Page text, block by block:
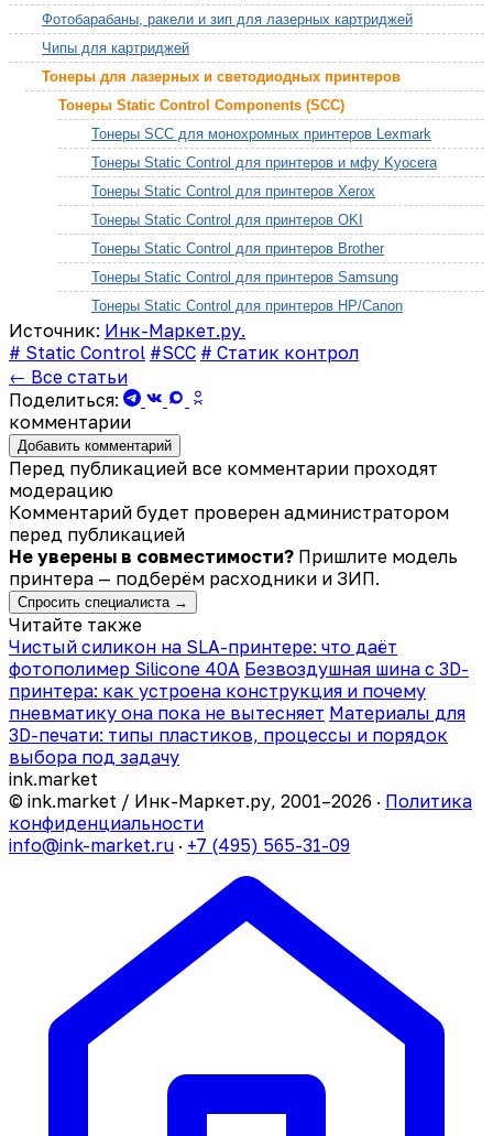
Фотобарабаны, ракели и зип для лазерных картриджей
Чипы для картриджей
Тонеры для лазерных и светодиодных принтеров
Тонеры Static Control Components (SCC)
Тонеры SCC для монохромных принтеров Lexmark
Тонеры Static Control для принтеров и мфу Kyocera
Тонеры Static Control для принтеров Xerox
Тонеры Static Control для принтеров OKI
Тонеры Static Control для принтеров Brother
Тонеры Static Control для принтеров Samsung
Тонеры Static Control для принтеров HP/Canon
Источник: Инк-Маркет.ру.
# Static Control #SCC # Статик контрол
← Все статьи
Поделиться:
комментарии
Добавить комментарий
Перед публикацией все комментарии проходят
модерацию
Комментарий будет проверен администратором
перед публикацией
Не уверены в совместимости? Пришлите модель
принтера — подберём расходники и ЗИП.
Спросить специалиста →
Читайте также
Чистый силикон на SLA-принтере: что даёт
фотополимер Silicone 40A Безвоздушная шина с 3D-
принтера: как устроена конструкция и почему
пневматику она пока не вытесняет Материалы для
3D-печати: типы пластиков, процессы и порядок
выбора под задачу
ink.market
© ink.market / Инк-Маркет.ру, 2001–2026 · Политика
конфиденциальности
info@ink-market.ru · +7 (495) 565-31-09